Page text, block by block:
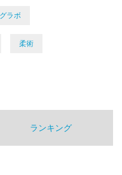
ラボ
柔術
ランキング